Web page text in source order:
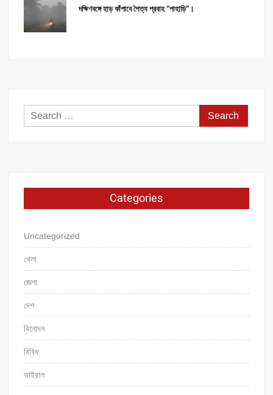
দক্ষিণবঙ্গে হাড় কাঁপাবে শৈত্য প্রবাহ “পাহাড়ি”।
Search
for:
Categories
Uncategorized
খেলা
জেলা
দেশ
বিনোদন
বিবিধ
ভাইরাল